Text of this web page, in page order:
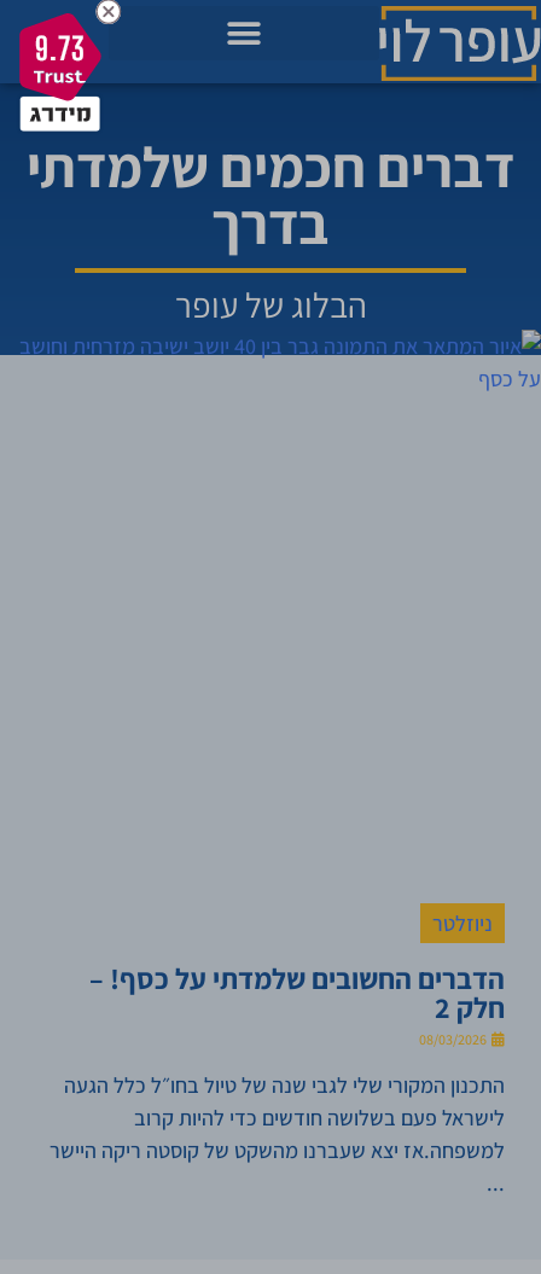
דברים חכמים שלמדתי
בדרך
הבלוג של עופר
ניוזלטר
הדברים החשובים שלמדתי על כסף! –
חלק 2
התכנון המקורי שלי לגבי שנה של טיול בחו״ל כלל הגעה
לישראל פעם בשלושה חודשים כדי להיות קרוב
למשפחה.אז יצא שעברנו מהשקט של קוסטה ריקה היישר
...
9.73